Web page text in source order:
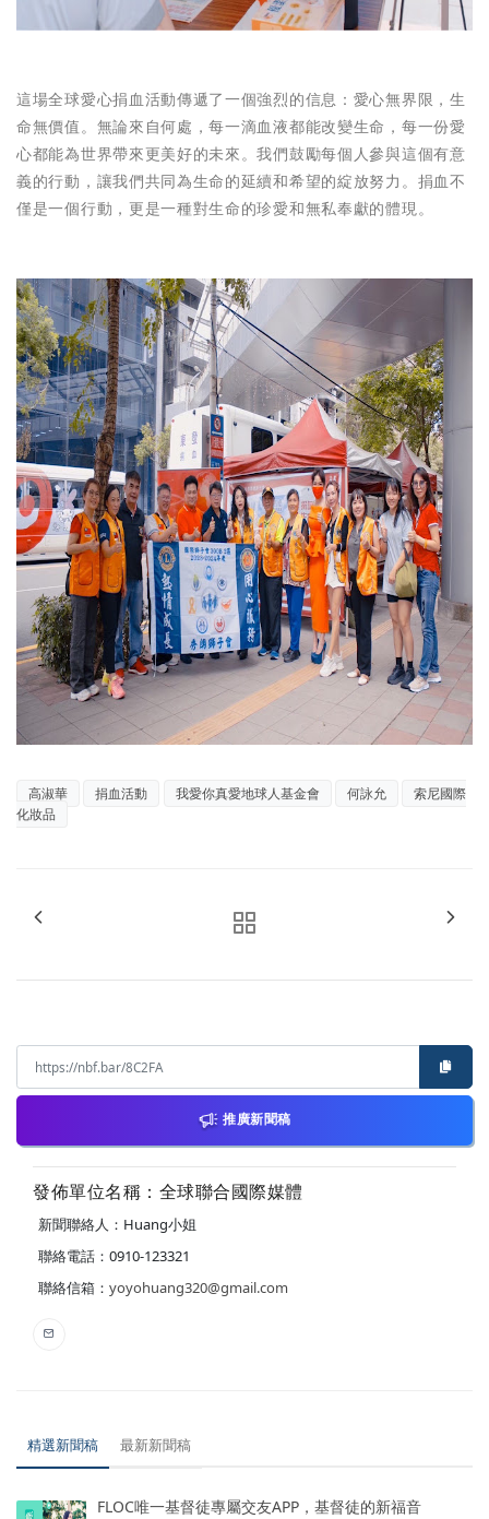
這場全球愛心捐血活動傳遞了一個強烈的信息：愛心無界限，生
命無價值。無論來自何處，每一滴血液都能改變生命，每一份愛
心都能為世界帶來更美好的未來。我們鼓勵每個人參與這個有意
義的行動，讓我們共同為生命的延續和希望的綻放努力。捐血不
僅是一個行動，更是一種對生命的珍愛和無私奉獻的體現。
高淑華 捐血活動 我愛你真愛地球人基金會 何詠允
索尼國際
化妝品
推廣新聞稿
發佈單位名稱：全球聯合國際媒體
新聞聯絡人：Huang小姐
聯絡電話：0910-123321
聯絡信箱： yoyohuang320@gmail.com
精選新聞稿 最新新聞稿
FLOC唯一基督徒專屬交友APP，基督徒的新福音